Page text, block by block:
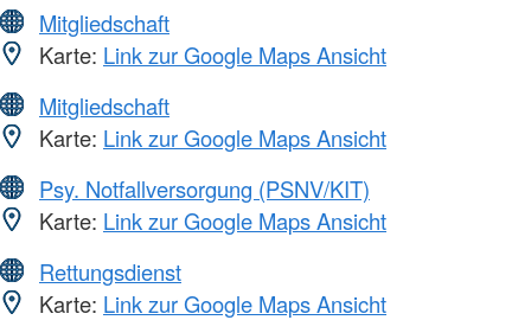
Mitgliedschaft
Karte: Link zur Google Maps Ansicht
Mitgliedschaft
Karte: Link zur Google Maps Ansicht
Psy. Notfallversorgung (PSNV/KIT)
Karte: Link zur Google Maps Ansicht
Rettungsdienst
Karte: Link zur Google Maps Ansicht